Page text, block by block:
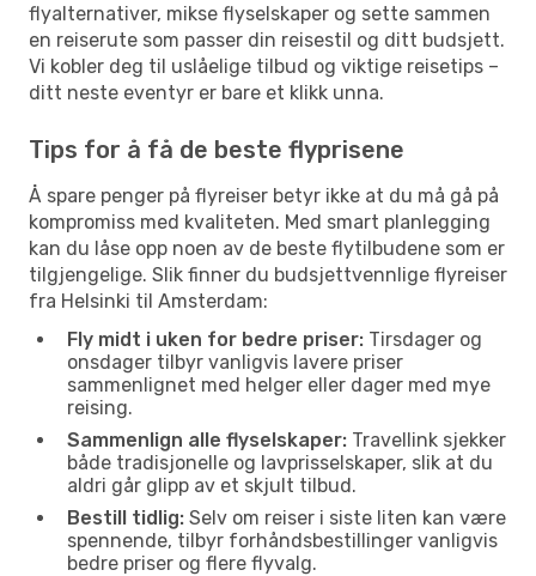
flyalternativer, mikse flyselskaper og sette sammen
en reiserute som passer din reisestil og ditt budsjett.
Vi kobler deg til uslåelige tilbud og viktige reisetips –
ditt neste eventyr er bare et klikk unna.
Tips for å få de beste flyprisene
Å spare penger på flyreiser betyr ikke at du må gå på
kompromiss med kvaliteten. Med smart planlegging
kan du låse opp noen av de beste flytilbudene som er
tilgjengelige. Slik finner du budsjettvennlige flyreiser
fra Helsinki til Amsterdam:
Fly midt i uken for bedre priser: Tirsdager og
onsdager tilbyr vanligvis lavere priser
sammenlignet med helger eller dager med mye
reising.
Sammenlign alle flyselskaper: Travellink sjekker
både tradisjonelle og lavprisselskaper, slik at du
aldri går glipp av et skjult tilbud.
Bestill tidlig: Selv om reiser i siste liten kan være
spennende, tilbyr forhåndsbestillinger vanligvis
bedre priser og flere flyvalg.